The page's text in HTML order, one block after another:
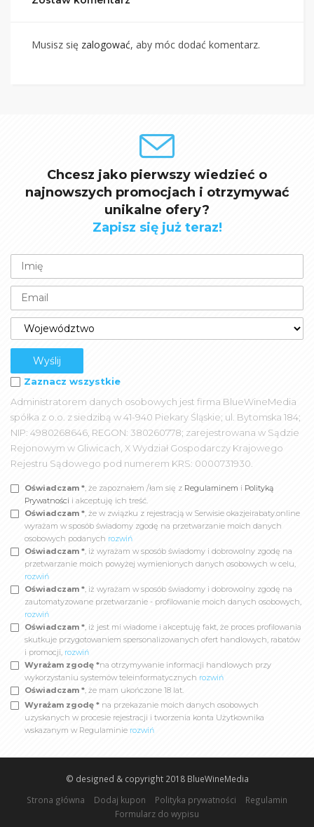
Musisz się zalogować, aby móc dodać komentarz.
Chcesz jako pierwszy wiedzieć o
najnowszych promocjach i otrzymywać
unikalne ofery?
Zapisz się już teraz!
Zaznacz wszystkie
Administratorem danych osobowych jest firma BlueWineMedia
spółka z o.o. z siedzibą w 41-940 Piekary Śląskie; ul. Bytomska 184;
NIP: 4980268646, REGON: 380260778; zarejestrowana w Sądzie
Rejonowym w Gliwicach, X Wydział Gospodarczy Krajowego
Rejestru Sądowego pod numerem KRS: 0000731930.
Oświadczam *, że zapoznałem /łam się z Regulaminem i Polityką
Prywatności i akceptuję ich treść.
Oświadczam *, że w związku z rejestracją w Serwisie okazjeirabaty.online
wyrażam w sposób świadomy zgodę na przetwarzanie moich danych
osobowych podanych rozwiń
Oświadczam *, iż wyrażam w sposób świadomy i dobrowolny zgodę na
przetwarzanie moich powyżej wymienionych danych osobowych w celu,
rozwiń
Oświadczam *, iż wyrażam w sposób świadomy i dobrowolny zgodę na
zautomatyzowane przetwarzanie - profilowanie moich danych osobowych,
rozwiń
Oświadczam *, iż jest mi wiadome i akceptuję fakt, że proces profilowania
skutkuje przygotowaniem spersonalizowanych ofert handlowych, rabatów
i promocji, rozwiń
Wyrażam zgodę *na otrzymywanie informacji handlowych przy
wykorzystaniu systemów teleinformatycznych rozwiń
Oświadczam *, że mam ukończone 18 lat.
Wyrażam zgodę * na przekazanie moich danych osobowych
uzyskanych w procesie rejestracji i tworzenia konta Użytkownika
wskazanym w Regulaminie rozwiń
© designed & copyright 2018 BlueWineMedia
Strona główna
Dodaj kupon Polityka prywatności
Regulamin
Formularz do wypisu